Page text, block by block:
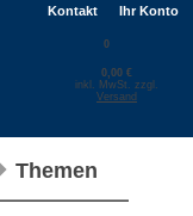
Kontakt Ihr Konto
0
0,00 €
inkl. MwSt. zzgl.
Versand
Themen